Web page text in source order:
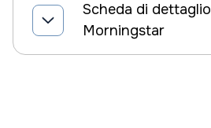
Scheda di dettaglio
Morningstar